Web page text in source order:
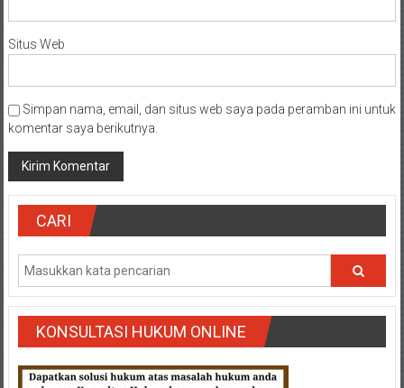
Situs Web
Simpan nama, email, dan situs web saya pada peramban ini untuk
komentar saya berikutnya.
CARI
KONSULTASI HUKUM ONLINE